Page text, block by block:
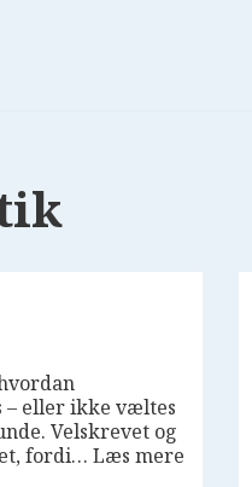
– eller ikke væltes
Velskrevet og
fordi… Læs mere